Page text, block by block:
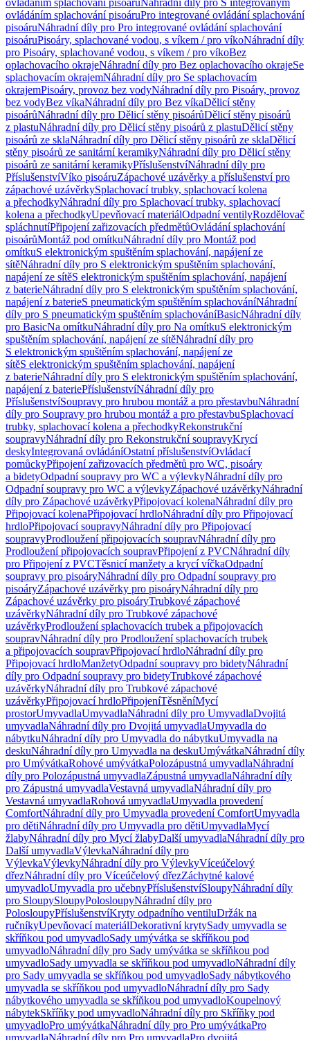
ovládáním splachování pisoáruNáhradní díly pro S integrovaným
ovládáním splachování pisoáruPro integrované ovládání splachování
pisoáruNáhradní díly pro Pro integrované ovládání splachování
pisoáruPisoáry, splachované vodou, s víkem / pro víkoNáhradní díly
pro Pisoáry, splachované vodou, s víkem / pro víkoBez
oplachovacího okrajeNáhradní díly pro Bez oplachovacího okrajeSe
splachovacím okrajemNáhradní díly pro Se splachovacím
okrajemPisoáry, provoz bez vodyNáhradní díly pro Pisoáry, provoz
bez vodyBez víkaNáhradní díly pro Bez víkaDělicí stěny
pisoárůNáhradní díly pro Dělicí stěny pisoárůDělicí stěny pisoárů
z plastuNáhradní díly pro Dělicí stěny pisoárů z plastuDělicí stěny
pisoárů ze sklaNáhradní díly pro Dělicí stěny pisoárů ze sklaDělicí
stěny pisoárů ze sanitární keramikyNáhradní díly pro Dělicí stěny
pisoárů ze sanitární keramikyPříslušenstvíNáhradní díly pro
PříslušenstvíVíko pisoáruZápachové uzávěrky a příslušenství pro
zápachové uzávěrkySplachovací trubky, splachovací kolena
a přechodkyNáhradní díly pro Splachovací trubky, splachovací
kolena a přechodkyUpevňovací materiálOdpadní ventilyRozdělovač
spláchnutíPřipojení zařizovacích předmětůOvládání splachování
pisoárůMontáž pod omítkuNáhradní díly pro Montáž pod
omítkuS elektronickým spuštěním splachování, napájení ze
sítěNáhradní díly pro S elektronickým spuštěním splachování,
napájení ze sítěS elektronickým spuštěním splachování, napájení
z baterieNáhradní díly pro S elektronickým spuštěním splachování,
napájení z baterieS pneumatickým spuštěním splachováníNáhradní
díly pro S pneumatickým spuštěním splachováníBasicNáhradní díly
pro BasicNa omítkuNáhradní díly pro Na omítkuS elektronickým
spuštěním splachování, napájení ze sítěNáhradní díly pro
S elektronickým spuštěním splachování, napájení ze
sítěS elektronickým spuštěním splachování, napájení
z baterieNáhradní díly pro S elektronickým spuštěním splachování,
napájení z bateriePříslušenstvíNáhradní díly pro
PříslušenstvíSoupravy pro hrubou montáž a pro přestavbuNáhradní
díly pro Soupravy pro hrubou montáž a pro přestavbuSplachovací
trubky, splachovací kolena a přechodkyRekonstrukční
soupravyNáhradní díly pro Rekonstrukční soupravyKrycí
deskyIntegrovaná ovládáníOstatní příslušenstvíOvládací
pomůckyPřipojení zařizovacích předmětů pro WC, pisoáry
a bidetyOdpadní soupravy pro WC a výlevkyNáhradní díly pro
Odpadní soupravy pro WC a výlevkyZápachové uzávěrkyNáhradní
díly pro Zápachové uzávěrkyPřipojovací kolenaNáhradní díly pro
Připojovací kolenaPřipojovací hrdloNáhradní díly pro Připojovací
hrdloPřipojovací soupravyNáhradní díly pro Připojovací
soupravyProdloužení připojovacích soupravNáhradní díly pro
Prodloužení připojovacích soupravPřipojení z PVCNáhradní díly
pro Připojení z PVCTěsnicí manžety a krycí víčkaOdpadní
soupravy pro pisoáryNáhradní díly pro Odpadní soupravy pro
pisoáryZápachové uzávěrky pro pisoáryNáhradní díly pro
Zápachové uzávěrky pro pisoáryTrubkové zápachové
uzávěrkyNáhradní díly pro Trubkové zápachové
uzávěrkyProdloužení splachovacích trubek a připojovacích
soupravNáhradní díly pro Prodloužení splachovacích trubek
a připojovacích soupravPřipojovací hrdloNáhradní díly pro
Připojovací hrdloManžetyOdpadní soupravy pro bidetyNáhradní
díly pro Odpadní soupravy pro bidetyTrubkové zápachové
uzávěrkyNáhradní díly pro Trubkové zápachové
uzávěrkyPřipojovací hrdloPřipojeníTěsněníMycí
prostorUmyvadlaUmyvadlaNáhradní díly pro UmyvadlaDvojitá
umyvadlaNáhradní díly pro Dvojitá umyvadlaUmyvadla do
nábytkuNáhradní díly pro Umyvadla do nábytkuUmyvadla na
deskuNáhradní díly pro Umyvadla na deskuUmývátkaNáhradní díly
pro UmývátkaRohové umývátkaPolozápustná umyvadlaNáhradní
díly pro Polozápustná umyvadlaZápustná umyvadlaNáhradní díly
pro Zápustná umyvadlaVestavná umyvadlaNáhradní díly pro
Vestavná umyvadlaRohová umyvadlaUmyvadla provedení
ComfortNáhradní díly pro Umyvadla provedení ComfortUmyvadla
pro dětiNáhradní díly pro Umyvadla pro dětiUmyvadlaMycí
žlabyNáhradní díly pro Mycí žlabyDalší umyvadlaNáhradní díly pro
Další umyvadlaVýlevkaNáhradní díly pro
VýlevkaVýlevkyNáhradní díly pro VýlevkyVíceúčelový
dřezNáhradní díly pro Víceúčelový dřezZáchytné kalové
umyvadloUmyvadla pro učebnyPříslušenstvíSloupyNáhradní díly
pro SloupySloupyPolosloupyNáhradní díly pro
PolosloupyPříslušenstvíKryty odpadního ventiluDržák na
ručníkyUpevňovací materiálDekorativní krytySady umyvadla se
skříňkou pod umyvadloSady umývátka se skříňkou pod
umyvadloNáhradní díly pro Sady umývátka se skříňkou pod
umyvadloSady umyvadla se skříňkou pod umyvadloNáhradní díly
pro Sady umyvadla se skříňkou pod umyvadloSady nábytkového
umyvadla se skříňkou pod umyvadloNáhradní díly pro Sady
nábytkového umyvadla se skříňkou pod umyvadloKoupelnový
nábytekSkříňky pod umyvadloNáhradní díly pro Skříňky pod
umyvadloPro umývátkaNáhradní díly pro Pro umývátkaPro
umyvadlaNáhradní díly pro Pro umyvadlaPro dvojitá